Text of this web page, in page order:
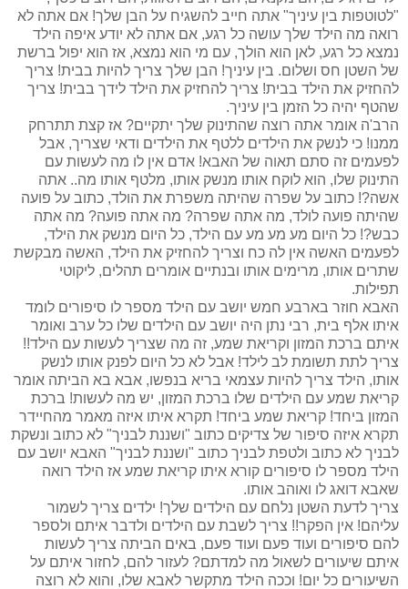
"לטוטפות בין עיניך" אתה חייב להשגיח על הבן שלך! אם אתה לא
רואה מה הילד שלך עושה כל רגע, אם אתה לא יודע איפה הילד
נמצא כל רגע, לאן הוא הולך, עם מי הוא נמצא, אז הוא יפול ברשת
של השטן חס ושלום. בין עיניך! הבן שלך צריך להיות בבית! צריך
להחזיק את הילד בבית! צריך להחזיק את הילד לידך בבית! צריך
שהטף יהיה כל הזמן בין עיניך.
הרב'ה אומר אתה רוצה שהתינוק שלך יתקיים? אז קצת תתרחק
ממנו! כי לנשק את הילדים ללטף את הילדים ודאי שצריך, אבל
לפעמים זה סתם תאוה של האבא! אדם אין לו מה לעשות עם
התינוק שלו, הוא לוקח אותו מנשק אותו, מלטף אותו מה.. אתה
אשה?! כתוב על שפרה שהיתה משפרת את הולד, כתוב על פועה
שהיתה פועה לולד, מה אתה שפרה? מה אתה פועה? מה אתה
כבש?! כל היום מע מע מע עם הילד, כל היום מנשק את הילד,
לפעמים האשה אין לה כח וצריך להחזיק את הילד, האשה מבקשת
שתרים אותו, מרימים אותו ובנתיים אומרים תהלים, ליקוטי
תפילות.
האבא חוזר בארבע חמש יושב עם הילד מספר לו סיפורים לומד
איתו אלף בית, רבי נתן היה יושב עם הילדים שלו כל ערב ואומר
איתם ברכת המזון וקריאת שמע, זה מה שצריך לעשות עם הילד!!
צריך לתת תשומת לב לילד! אבל לא כל היום לפנק אותו לנשק
אותו, הילד צריך להיות עצמאי בריא בנפשו, אבא בא הביתה אומר
קריאת שמע עם הילדים שלו ברכת המזון, יש מה לעשות! ברכת
המזון ביחד! קריאת שמע ביחד! תקרא איתו איזה מאמר מהחיידר
תקרא איזה סיפור של צדיקים כתוב "ושננת לבניך" לא כתוב ונשקת
לבניך לא כתוב ולטפת לבניך כתוב "ושננת לבניך" האבא יושב עם
הילד מספר לו סיפורים קורא איתו קריאת שמע אז הילד רואה
שאבא דואג לו ואוהב אותו.
צריך לדעת השטן נלחם עם הילדים שלך! ילדים צריך לשמור
עליהם! אין הפקר!! צריך לשבת עם הילדים ולדבר איתם ולספר
להם סיפורים ועוד פעם ועוד פעם, באים הביתה צריך לעשות
איתם שיעורים לשאול מה למדתם? לעזור להם, לחזור איתם על
השיעורים כל יום! וככה הילד מתקשר לאבא שלו, והוא לא רוצה